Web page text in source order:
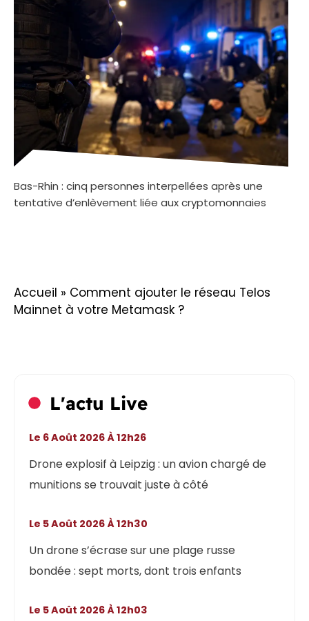
Bas-Rhin : cinq personnes interpellées après une
tentative d’enlèvement liée aux cryptomonnaies
Accueil » Comment ajouter le réseau Telos
Mainnet à votre Metamask ?
L'actu Live
Drone explosif à Leipzig : un avion chargé de
munitions se trouvait juste à côté
Le 6 Août 2026 À 12h26
Un drone s’écrase sur une plage russe
bondée : sept morts, dont trois enfants
Le 5 Août 2026 À 12h30
Le 5 Août 2026 À 12h03